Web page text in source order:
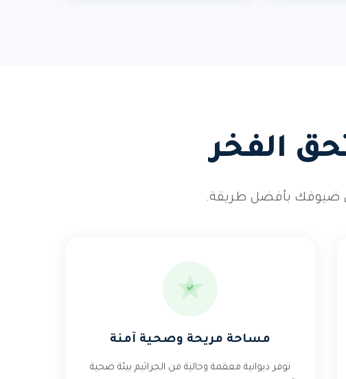
الفخر
ضيوفك بأفضل طريقة.
مساحة مريحة وصحية آمنة
توفر ديوانية معقمة وخالية من الجراثيم بيئة صحية